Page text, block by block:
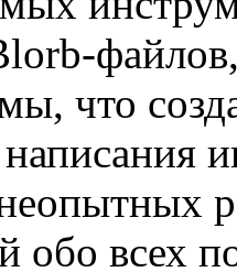
что
обо всех